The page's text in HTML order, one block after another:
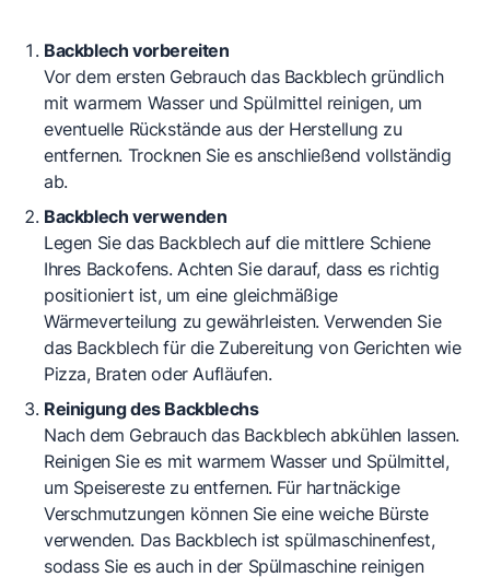
Backblech vorbereiten
Vor dem ersten Gebrauch das Backblech gründlich
mit warmem Wasser und Spülmittel reinigen, um
eventuelle Rückstände aus der Herstellung zu
entfernen. Trocknen Sie es anschließend vollständig
ab.
Backblech verwenden
Legen Sie das Backblech auf die mittlere Schiene
Ihres Backofens. Achten Sie darauf, dass es richtig
positioniert ist, um eine gleichmäßige
Wärmeverteilung zu gewährleisten. Verwenden Sie
das Backblech für die Zubereitung von Gerichten wie
Pizza, Braten oder Aufläufen.
Reinigung des Backblechs
Nach dem Gebrauch das Backblech abkühlen lassen.
Reinigen Sie es mit warmem Wasser und Spülmittel,
um Speisereste zu entfernen. Für hartnäckige
Verschmutzungen können Sie eine weiche Bürste
verwenden. Das Backblech ist spülmaschinenfest,
sodass Sie es auch in der Spülmaschine reinigen